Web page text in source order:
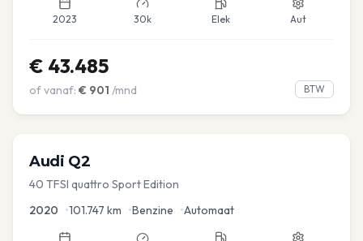
2023 30k Elek Aut
€ 43.485
of vanaf: € 901 /mnd BTW
Audi Q2
40 TFSI quattro Sport Edition
2020 •101.747 km •Benzine •Automaat